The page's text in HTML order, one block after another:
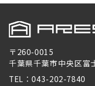
〒260-0015
千葉県千葉市中央区富
TEL：043-202-7840